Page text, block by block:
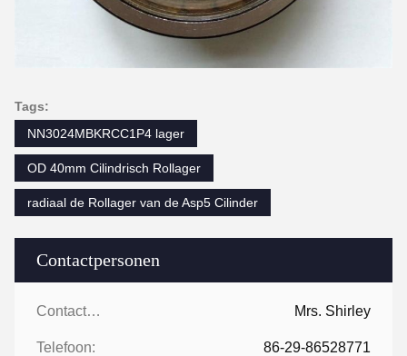
Contactpersonen
Contactpersonen: Mrs. Shirley
Telefoon: 86-29-86528771
Tags:
NN3024MBKRCC1P4 lager
OD 40mm Cilindrisch Rollager
radiaal de Rollager van de Asp5 Cilinder